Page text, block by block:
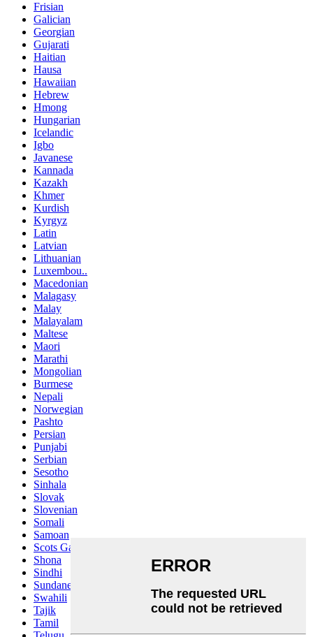
Frisian
Galician
Georgian
Gujarati
Haitian
Hausa
Hawaiian
Hebrew
Hmong
Hungarian
Icelandic
Igbo
Javanese
Kannada
Kazakh
Khmer
Kurdish
Kyrgyz
Latin
Latvian
Lithuanian
Luxembou..
Macedonian
Malagasy
Malay
Malayalam
Maltese
Maori
Marathi
Mongolian
Burmese
Nepali
Norwegian
Pashto
Persian
Punjabi
Serbian
Sesotho
Sinhala
Slovak
Slovenian
Somali
Samoan
Scots Gaelic
Shona
Sindhi
Sundanese
Swahili
Tajik
Tamil